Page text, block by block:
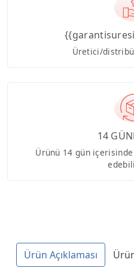
Üretici/
14
Ürünü 14 gün
Ürün Açıklaması